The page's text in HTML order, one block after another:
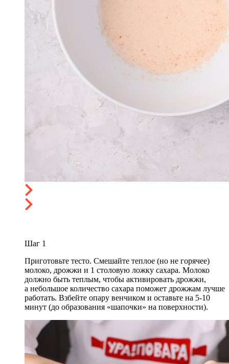
Шаг 1
Приготовьте тесто. Смешайте теплое (но не горячее)
молоко, дрожжи и 1 столовую ложку сахара. Молоко
должно быть теплым, чтобы активировать дрожжи,
а небольшое количество сахара поможет дрожжам лучше
работать. Взбейте опару венчиком и оставьте на 5-10
минут (до образования «шапочки» на поверхности).